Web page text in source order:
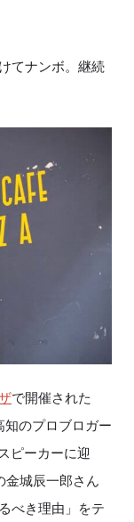
てナンボ。継続
で開催された
知のプロブロガー
ピーカーに迎
金城辰一郎さん
べき理由」をテ